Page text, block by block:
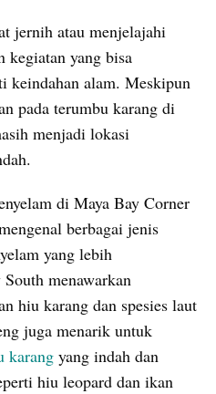
jernih atau menjelajahi
kegiatan yang bisa
keindahan alam. Meskipun
pada terumbu karang di
menjadi lokasi
di Maya Bay Corner
berbagai jenis
yang lebih
menawarkan
hiu karang dan spesies laut
juga menarik untuk
karang yang indah dan
hiu leopard dan ikan